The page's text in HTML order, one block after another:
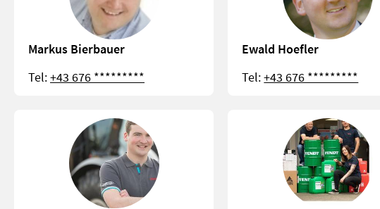
Markus Bierbauer
Tel:+43 676 *********
Ewald Hoefler
Tel:+43 676 *********